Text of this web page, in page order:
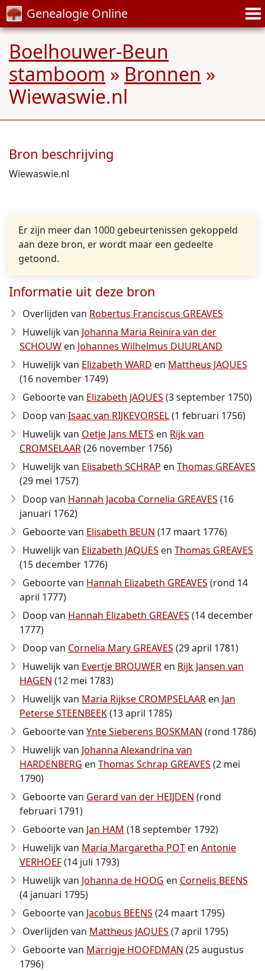
Genealogie Online
Boelhouwer-Beun
stamboom » Bronnen »
Wiewaswie.nl
Bron beschrijving
Wiewaswie.nl
Er zijn meer dan 1000 gebeurtenissen gekoppeld
aan deze bron, er wordt maar een gedeelte
getoond.
Informatie uit deze bron
Overlijden van Robertus Franciscus GREAVES
Huwelijk van Johanna Maria Reinira van der
SCHOUW en Johannes Wilhelmus DUURLAND
Huwelijk van Elizabeth WARD en Mattheus JAQUES
(16 november 1749)
Geboorte van Elizabeth JAQUES (3 september 1750)
Doop van Isaac van RIJKEVORSEL(1 februari 1756)
Huwelijk van Oetje Jans METS en Rijk van
CROMSELAAR(26 november 1756)
Huwelijk van Elisabeth SCHRAP en Thomas GREAVES
(29 mei 1757)
Doop van Hannah Jacoba Cornelia GREAVES (16
januari 1762)
Geboorte van Elisabeth BEUN (17 maart 1776)
Huwelijk van Elizabeth JAQUES en Thomas GREAVES
(15 december 1776)
Geboorte van Hannah Elizabeth GREAVES (rond 14
april 1777)
Doop van Hannah Elizabeth GREAVES (14 december
1777)
Doop van Cornelia Mary GREAVES (29 april 1781)
Huwelijk van Evertje BROUWER en Rijk Jansen van
HAGEN (12 mei 1783)
Huwelijk van Maria Rijkse CROMPSELAAR en Jan
Peterse STEENBEEK(13 april 1785)
Geboorte van Ynte Sieberens BOSKMAN (rond 1786)
Huwelijk van Johanna Alexandrina van
HARDENBERG en Thomas Schrap GREAVES (2 mei
1790)
Geboorte van Gerard van der HEIJDEN (rond
februari 1791)
Geboorte van Jan HAM (18 september 1792)
Huwelijk van Maria Margaretha POT en Antonie
VERHOEF(14 juli 1793)
Huwelijk van Johanna de HOOG en Cornelis BEENS
(4 januari 1795)
Geboorte van Jacobus BEENS (24 maart 1795)
Overlijden van Mattheus JAQUES (7 april 1795)
Geboorte van Marrigje HOOFDMAN (25 augustus
1796)